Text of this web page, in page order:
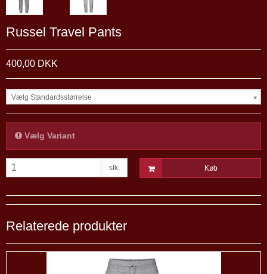
Russel Travel Pants
400,00 DKK
Vælg Standardsstørrelse
Vælg Variant
stk. Køb
Relaterede produkter